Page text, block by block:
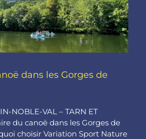
dans les Gorges de
NOBLE-VAL – TARN ET
du canoë dans les Gorges de
choisir Variation Sport Nature